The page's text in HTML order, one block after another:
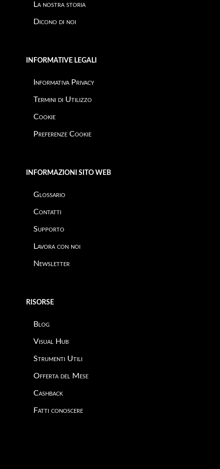
La nostra storia
Dicono di noi
INFORMATIVE LEGALI
Informativa Privacy
Termini di Utilizzo
Cookie
Preferenze Cookie
INFORMAZIONI SITO WEB
Glossario
Contatti
Supporto
Lavora con noi
Newsletter
RISORSE
Blog
Visual Hub
Strumenti Utili
Offerta del Mese
Cashback
Fatti conoscere